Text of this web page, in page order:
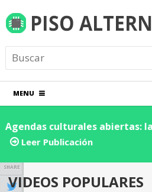
MENU
Agendas culturales abiertas:
los eventos dentro de una red
Leer Publicación
SHARE
VIDEOS POPULARES